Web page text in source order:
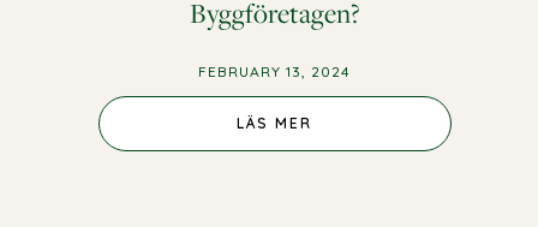
Byggföretagen?
FEBRUARY 13, 2024
LÄS MER